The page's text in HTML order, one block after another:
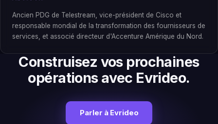
Ancien PDG de Telestream, vice-président de Cisco et
responsable mondial de la transformation des fournisseurs de
services, et associé directeur d'Accenture Amérique du Nord.
Construisez vos prochaines
opérations avec Evrideo.
Parler à Evrideo